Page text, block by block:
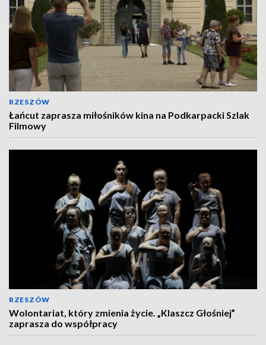
RZESZÓW
Łańcut zaprasza miłośników kina na Podkarpacki Szlak
Filmowy
RZESZÓW
Wolontariat, który zmienia życie. „Klaszcz Głośniej”
zaprasza do współpracy